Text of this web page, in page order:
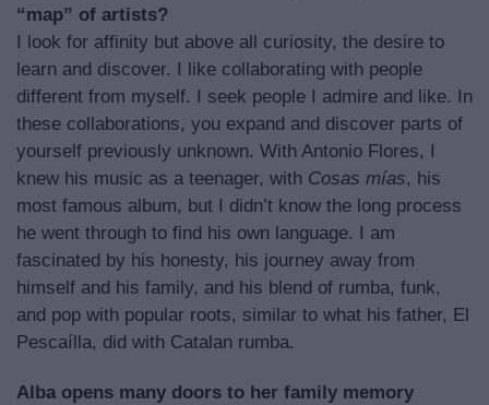
“map” of artists?
I look for affinity but above all curiosity, the desire to
learn and discover. I like collaborating with people
different from myself. I seek people I admire and like. In
these collaborations, you expand and discover parts of
yourself previously unknown. With Antonio Flores, I
knew his music as a teenager, with Cosas mías, his
most famous album, but I didn’t know the long process
he went through to find his own language. I am
fascinated by his honesty, his journey away from
himself and his family, and his blend of rumba, funk,
and pop with popular roots, similar to what his father, El
Pescaílla, did with Catalan rumba.
Alba opens many doors to her family memory